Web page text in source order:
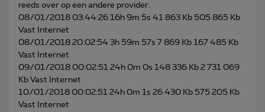
reeds over op een andere provider.
08/01/2018 03:44:26 16h 9m 5s 41 863 Kb 505 865 Kb
Vast Internet
08/01/2018 20:02:54 3h 59m 57s 7 869 Kb 167 485 Kb
Vast Internet
09/01/2018 00:02:51 24h 0m 0s 148 336 Kb 2 731 069
Kb Vast Internet
10/01/2018 00:02:51 24h 0m 1s 26 430 Kb 575 205 Kb
Vast Internet